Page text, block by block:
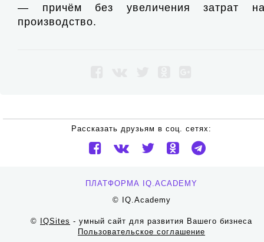
— причём без увеличения затрат
производство.
Рассказать друзьям в соц. сетях:
ПЛАТФОРМА IQ.ACADEMY
© IQ.Academy
© IQSites - умный сайт для развития Вашего бизнеса
Пользовательское соглашение